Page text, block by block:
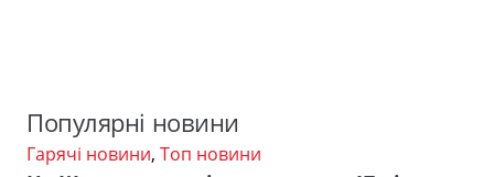
Популярні новини
Гарячі новини, Топ новини